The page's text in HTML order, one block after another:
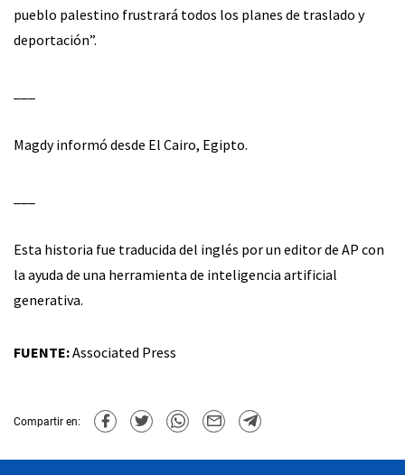
pueblo palestino frustrará todos los planes de traslado y
deportación”.
Magdy informó desde El Cairo, Egipto.
Esta historia fue traducida del inglés por un editor de AP con
la ayuda de una herramienta de inteligencia artificial
generativa.
FUENTE:Associated Press
Compartir en: